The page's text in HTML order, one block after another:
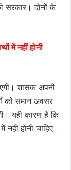
सरकार। दोनों के
में नहीं होनी
शासक अपनी
को समान अवसर
यही कारण है कि
होनी चाहिए।